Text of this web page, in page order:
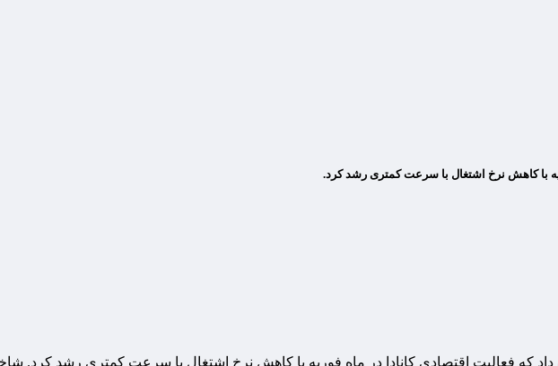
با کاهش نرخ اشتغال با سرعت کمتری رشد کرد.